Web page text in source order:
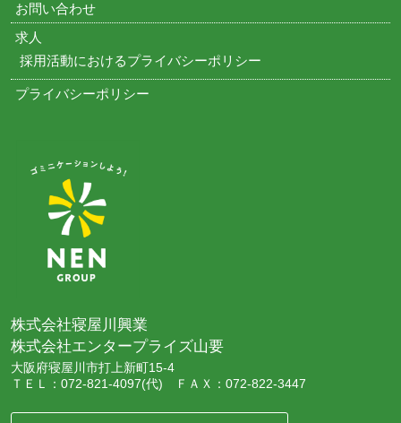
株式会社寝屋川興業
株式会社エンタープライズ山要
大阪府寝屋川市打上新町15-4
ＴＥＬ：072-821-4097(代) ＦＡＸ：072-822-3447
お問い合わせ
求人
採用活動におけるプライバシーポリシー
プライバシーポリシー